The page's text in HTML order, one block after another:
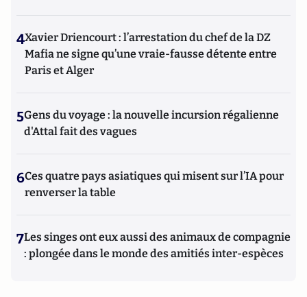
4Xavier Driencourt : l’arrestation du chef de la DZ
Mafia ne signe qu’une vraie-fausse détente entre
Paris et Alger
5Gens du voyage : la nouvelle incursion régalienne
d'Attal fait des vagues
6Ces quatre pays asiatiques qui misent sur l’IA pour
renverser la table
7Les singes ont eux aussi des animaux de compagnie
: plongée dans le monde des amitiés inter-espèces